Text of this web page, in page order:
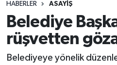
HABERLER ASAYIŞ
Belediye
rüşvetten
Belediyeye yönelik
Alaplı
Asayiş
Süper Lig Puan Durumu
Tüm Manşetler
Son Dakika Haberleri